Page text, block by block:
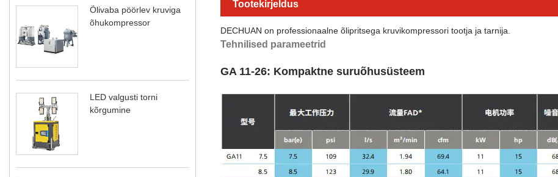
Õlivaba pöörlev kruviga
õhukompressor
LED valgusti torni
kõrgumine
Tootekirjeldus
DECHUAN on professionaalne õlipritsega kruvikompressori tootja ja tarnija.
Tehnilised parameetrid
GA 11-26: Kompaktne suruõhusüsteem